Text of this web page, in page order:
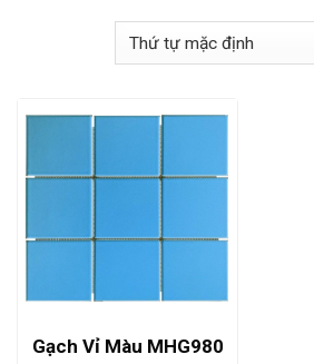
Gạch Vỉ Màu MHG980